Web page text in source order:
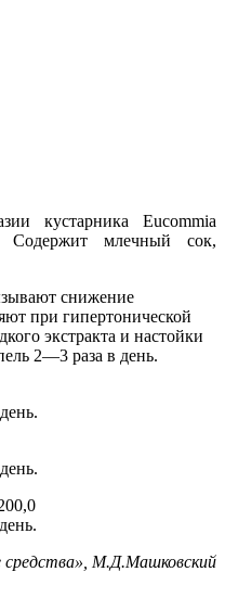
кустарника Eucommia
Содержит млечный сок,
снижение
при гипертонической
экстракта и настойки
2—3 раза в день.
средства», М.Д.Машковский